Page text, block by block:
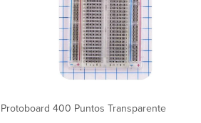
Protoboard 400 Puntos Transparente